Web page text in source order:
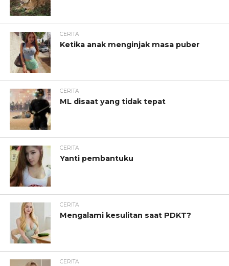
CERITA
Ketika anak menginjak masa puber
CERITA
ML disaat yang tidak tepat
CERITA
Yanti pembantuku
CERITA
Mengalami kesulitan saat PDKT?
CERITA